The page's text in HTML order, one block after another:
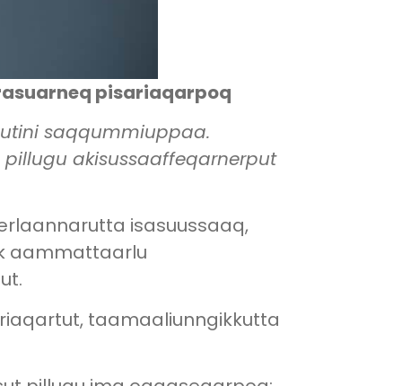
pisariaqarpoq
saqqummiuppaa.
akisussaaffeqarnerput
isasuussaaq,
aammattaarlu
taamaaliunngikkutta